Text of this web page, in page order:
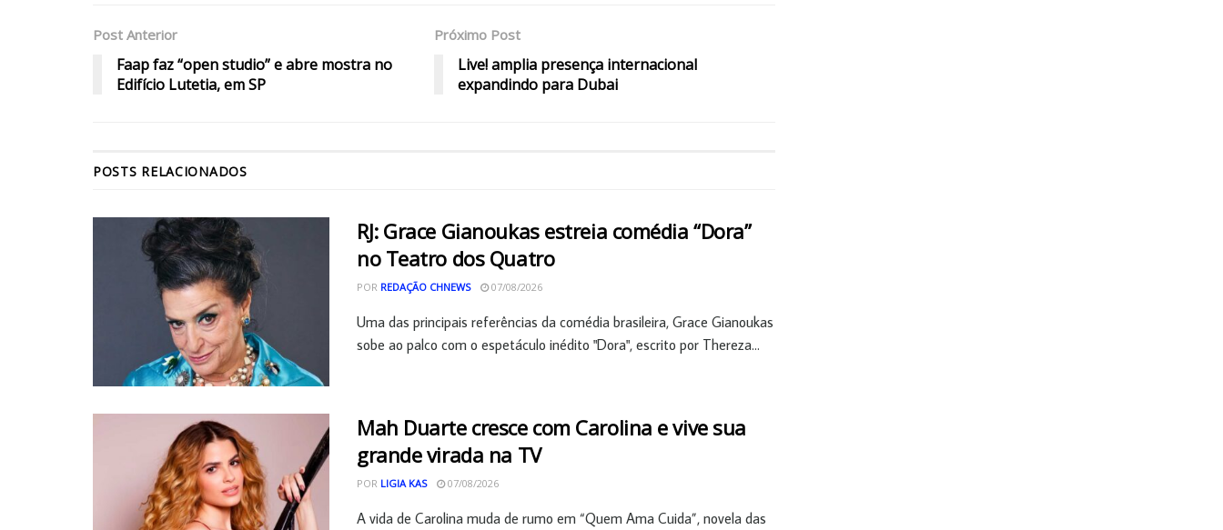
Post Anterior
Faap faz “open studio” e abre mostra no
Edifício Lutetia, em SP
Próximo Post
Live! amplia presença internacional
expandindo para Dubai
POSTS RELACIONADOS
RJ: Grace Gianoukas estreia comédia “Dora”
no Teatro dos Quatro
POR REDAÇÃO CHNEWS 07/08/2026
Uma das principais referências da comédia brasileira, Grace Gianoukas
sobe ao palco com o espetáculo inédito "Dora", escrito por Thereza...
Mah Duarte cresce com Carolina e vive sua
grande virada na TV
POR LIGIA KAS 07/08/2026
A vida de Carolina muda de rumo em “Quem Ama Cuida”, novela das